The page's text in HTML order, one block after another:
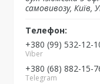
самовивозу, Київ,
+380 (99) 532-12-
Viber
+380 (68) 882-15-
Telegram